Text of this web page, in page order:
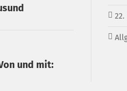
22.
und mit: